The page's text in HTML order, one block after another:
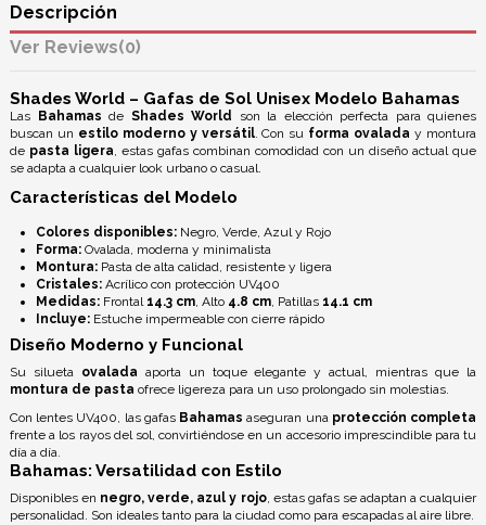
Descripción
Reviews(0)
Shades World – Gafas de Sol Unisex Modelo Bahamas
Las Bahamas de Shades World son la elección perfecta para quienes
buscan un estilo moderno y versátil. Con su forma ovalada y montura
de pasta ligera, estas gafas combinan comodidad con un diseño actual que
se adapta a cualquier look urbano o casual.
Características del Modelo
Colores disponibles: Negro, Verde, Azul y Rojo
Forma: Ovalada, moderna y minimalista
Montura: Pasta de alta calidad, resistente y ligera
Cristales: Acrílico con protección UV400
Medidas: Frontal 14.3 cm , Alto 4.8 cm , Patillas 14.1 cm
Incluye: Estuche impermeable con cierre rápido
Diseño Moderno y Funcional
Su silueta ovalada aporta un toque elegante y actual, mientras que la
montura de pasta ofrece ligereza para un uso prolongado sin molestias.
Con lentes UV400 , las gafas Bahamas aseguran una protección completa
frente a los rayos del sol, convirtiéndose en un accesorio imprescindible para tu
día a día.
Bahamas: Versatilidad con Estilo
Disponibles en negro, verde, azul y rojo, estas gafas se adaptan a cualquier
personalidad. Son ideales tanto para la ciudad como para escapadas al aire libre.